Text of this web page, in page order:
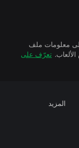
إلى معلومات ملف
تعرّف على
المزيد